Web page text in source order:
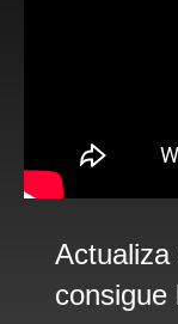
Actualiza
consigue